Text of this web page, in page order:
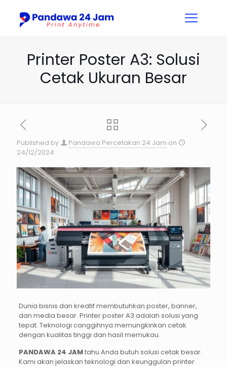
Printer Poster A3: Solusi
Cetak Ukuran Besar
Published by Pandawa Percetakan 24 Jam on
24/12/2024
Dunia bisnis dan kreatif membutuhkan poster, banner,
dan media besar. Printer poster A3 adalah solusi yang
tepat. Teknologi canggihnya memungkinkan cetak
dengan kualitas tinggi dan hasil memukau.
PANDAWA 24 JAMtahu Anda butuh solusi cetak besar.
Kami akan jelaskan teknologi dan keunggulan printer